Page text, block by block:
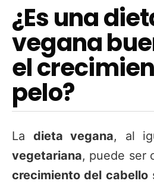
¿Es una
vegana
el
pelo?
La dieta vegana, al
vegetariana, puede ser
crecimiento del cabello